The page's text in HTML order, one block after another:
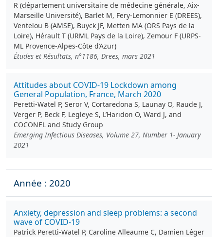
R (département universitaire de médecine générale, Aix-
Marseille Université), Barlet M, Fery-Lemonnier E (DREES),
Ventelou B (AMSE), Buyck JF, Metten MA (ORS Pays de la
Loire), Hérault T (URML Pays de la Loire), Zemour F (URPS-
ML Provence-Alpes-Côte d’Azur)
Études et Résultats, n°1186, Drees, mars 2021
Attitudes about COVID-19 Lockdown among
General Population, France, March 2020
Peretti-Watel P, Seror V, Cortaredona S, Launay O, Raude J,
Verger P, Beck F, Legleye S, L’Haridon O, Ward J, and
COCONEL and Study Group
Emerging Infectious Diseases, Volume 27, Number 1- January
2021
Année : 2020
Anxiety, depression and sleep problems: a second
wave of COVID-19
Patrick Peretti-Watel P, Caroline Alleaume C, Damien Léger